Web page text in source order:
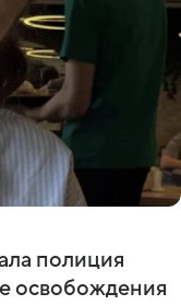
полиция
освобождения